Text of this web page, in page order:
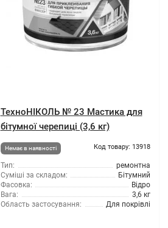
ТехноНІКОЛЬ № 23 Мастика для
бітумної черепиці (3,6 кг)
Немає в наявності Код товару: 13918
Тип:
ремонтна
Суміші за складом:
Бітумний
Фасовка:
Відро
Вага:
3,6 кг
Область застосування:
Для покрівлі